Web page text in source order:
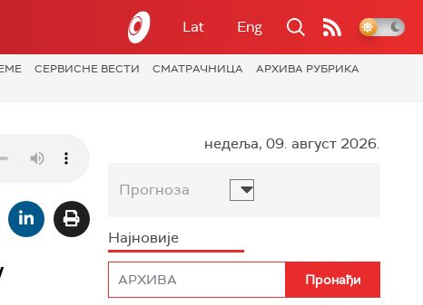
Lat Eng
СЕРВИСНЕ ВЕСТИ СМАТРАЧНИЦА
АРХИВА РУБРИКА
недеља, 09. август 2026.
Прогноза
Најновије